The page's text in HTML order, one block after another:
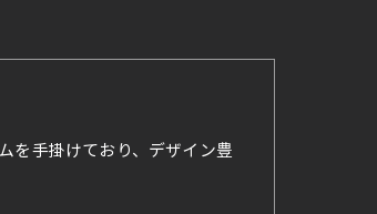
を手掛けており、デザイン豊